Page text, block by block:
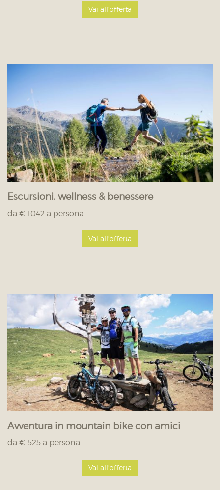
Vai all'offerta
Escursioni, wellness & benessere
da € 1042 a persona
Vai all'offerta
Avventura in mountain bike con amici
da € 525 a persona
Vai all'offerta